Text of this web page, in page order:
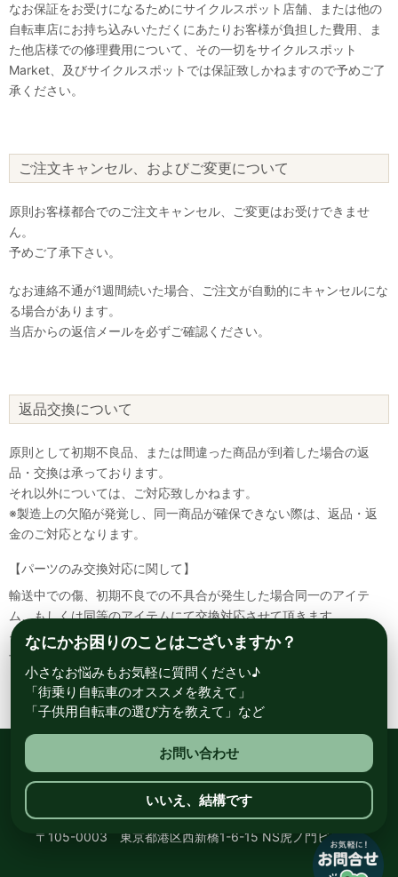
なお保証をお受けになるためにサイクルスポット店舗、または他の
自転車店にお持ち込みいただくにあたりお客様が負担した費用、ま
た他店様での修理費用について、その一切をサイクルスポット
Market、及びサイクルスポットでは保証致しかねますので予めご了
承ください。
ご注文キャンセル、およびご変更について
原則お客様都合でのご注文キャンセル、ご変更はお受けできませ
ん。
予めご了承下さい。
なお連絡不通が1週間続いた場合、ご注文が自動的にキャンセルにな
る場合があります。
当店からの返信メールを必ずご確認ください。
返品交換について
原則として初期不良品、または間違った商品が到着した場合の返
品・交換は承っております。
それ以外については、ご対応致しかねます。
※製造上の欠陥が発覚し、同一商品が確保できない際は、返品・返
金のご対応となります。
【パーツのみ交換対応に関して】
輸送中での傷、初期不良での不具合が発生した場合同一のアイテ
ム、もしくは同等のアイテムにて交換対応させて頂きます。
その場合該当部品を着払いにて返送して頂く必要が御座いますので
予めご了承ください。
総合自転車専門店 サイクルスポット ル・サイク
〒105-0003 東京都港区西新橋1-6-15 NS虎ノ門ビル8階
なにかお困りのことはございますか？
小さなお悩みもお気軽に質問ください♪
「街乗り自転車のオススメを教えて」
「子供用自転車の選び方を教えて」など
お問い合わせ
いいえ、結構です